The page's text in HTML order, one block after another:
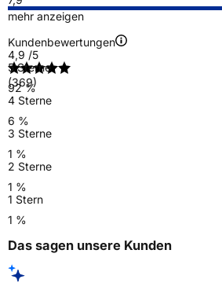
mehr anzeigen
Kundenbewertungen
4,9 /5
(369)
5 Sterne
92 %
4 Sterne
6 %
3 Sterne
1 %
2 Sterne
1 %
1 Stern
1 %
Das sagen unsere Kunden